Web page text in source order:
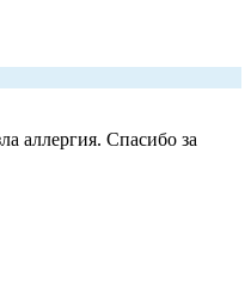
аллергия. Спасибо за